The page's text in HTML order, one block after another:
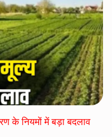
के नियमों में बड़ा बदलाव